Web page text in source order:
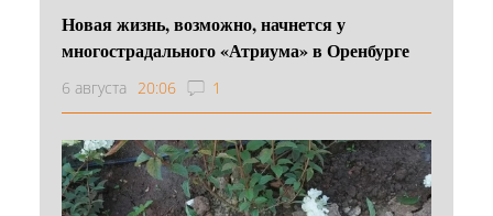
Новая жизнь, возможно, начнется у
многострадального «Атриума» в Оренбурге
6 августа 20:06 1